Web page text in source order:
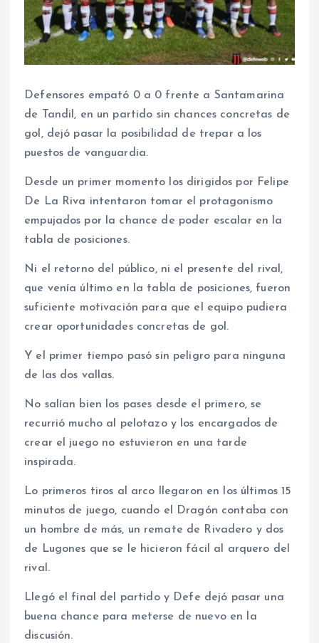
Defensores empató 0 a 0 frente a Santamarina
de Tandil, en un partido sin chances concretas de
gol, dejó pasar la posibilidad de trepar a los
puestos de vanguardia.
Desde un primer momento los dirigidos por Felipe
De La Riva intentaron tomar el protagonismo
empujados por la chance de poder escalar en la
tabla de posiciones.
Ni el retorno del público, ni el presente del rival,
que venía último en la tabla de posiciones, fueron
suficiente motivación para que el equipo pudiera
crear oportunidades concretas de gol.
Y el primer tiempo pasó sin peligro para ninguna
de las dos vallas.
No salían bien los pases desde el primero, se
recurrió mucho al pelotazo y los encargados de
crear el juego no estuvieron en una tarde
inspirada.
Lo primeros tiros al arco llegaron en los últimos 15
minutos de juego, cuando el Dragón contaba con
un hombre de más, un remate de Rivadero y dos
de Lugones que se le hicieron fácil al arquero del
rival.
Llegó el final del partido y Defe dejó pasar una
buena chance para meterse de nuevo en la
discusión.